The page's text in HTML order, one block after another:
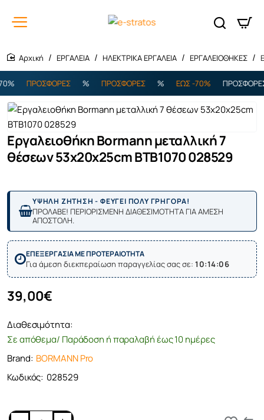
ΕΡΓΑΛΕΙΑ ΗΛΕΚΤΡΙΚΑ ΕΡΓΑΛΕΙΑ ΕΡΓΑΛΕΙΟΘΗΚΕΣ
ΠΡΟΣΦΟΡΕΣ ΠΡΟΣΦΟΡΕΣ ΕΩΣ -70% ΠΡΟΣΦΟΡΕΣ
Εργαλειοθήκη Bormann μεταλλική 7
θέσεων 53x20x25cm ΒΤΒ1070 028529
ΥΨΗΛΗ ΖΗΤΗΣΗ - ΦΕΥΓΕΙ ΠΟΛΥ ΓΡΗΓΟΡΑ!
ΠΡΟΛΑΒΕ! ΠΕΡΙΟΡΙΣΜΕΝΗ ΔΙΑΘΕΣΙΜΟΤΗΤΑ ΓΙΑ ΑΜΕΣΗ
ΑΠΟΣΤΟΛΗ.
ΕΠΕΞΕΡΓΑΣΙΑ ΜΕ ΠΡΟΤΕΡΑΙΟΤΗΤΑ
Για άμεση διεκπεραίωση παραγγελίας σας σε: 10:14:06
Διαθεσιμότητα:
Σε απόθεμα/ Παράδοση ή παραλαβή έως 10 ημέρες
Brand: BORMANN Pro
Κωδικός: 028529
39,00€